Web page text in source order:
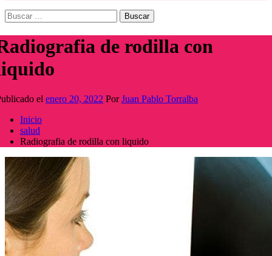
Buscar:
de rodilla con
el enero 20, 2022 PorJuan Pablo Torralba
Inicio
salud
Radiografia de rodilla con liquido